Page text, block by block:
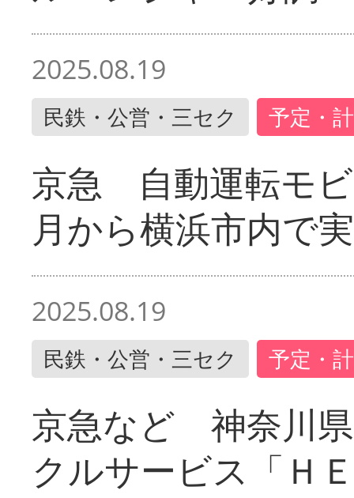
2025.08.19
民鉄・公営・三セク 予定・
京急 自動運転モ
月から横浜市内で
2025.08.19
民鉄・公営・三セク 予定・
京急など 神奈川
クルサービス「Ｈ